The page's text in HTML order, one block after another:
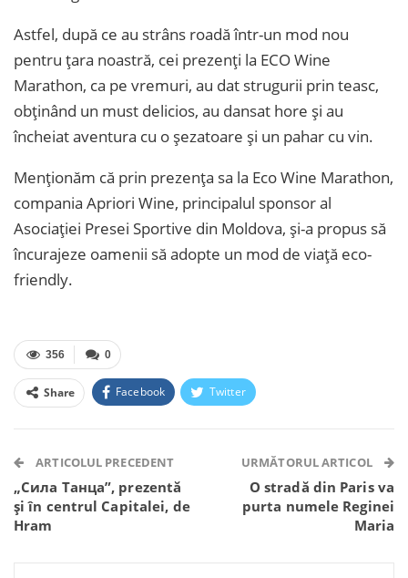
Astfel, după ce au strâns roadă într-un mod nou
pentru țara noastră, cei prezenți la ECO Wine
Marathon, ca pe vremuri, au dat strugurii prin teasc,
obținând un must delicios, au dansat hore și au
încheiat aventura cu o șezatoare și un pahar cu vin.
Menționăm că prin prezența sa la Eco Wine Marathon,
compania Apriori Wine, principalul sponsor al
Asociației Presei Sportive din Moldova, și-a propus să
încurajeze oamenii să adopte un mod de viață eco-
friendly.
0
356
Share Facebook Twitter
Telegram WhatsApp Viber
ARTICOLUL PRECEDENT
„Сила Танца”, prezentă
și în centrul Capitalei, de
Hram
URMĂTORUL ARTICOL
O stradă din Paris va
purta numele Reginei
Maria